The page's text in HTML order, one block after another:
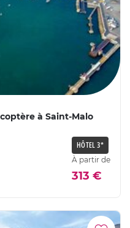
à Saint-Malo
HÔTEL 3*
À partir de
313 €